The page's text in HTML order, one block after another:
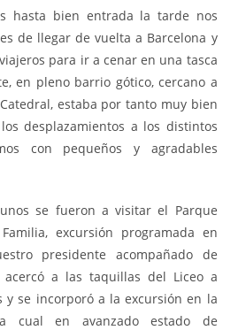
hasta bien entrada la tarde nos
de llegar de vuelta a Barcelona y
para ir a cenar en una tasca
en pleno barrio gótico, cercano a
estaba por tanto muy bien
desplazamientos a los distintos
con pequeños y agradables
se fueron a visitar el Parque
excursión programada en
presidente acompañado de
acercó a las taquillas del Liceo a
y se incorporó a la excursión en la
cual en avanzado estado de